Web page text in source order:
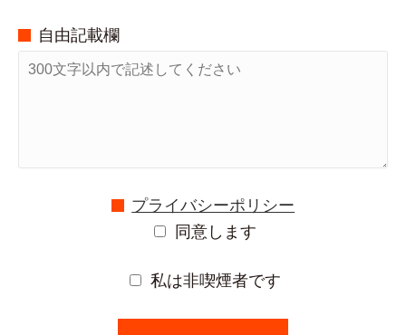
自由記載欄
プライバシーポリシー
同意します
私は非喫煙者です